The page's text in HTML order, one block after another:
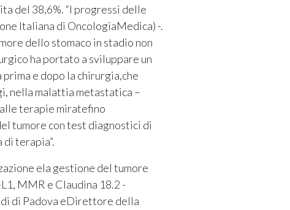
del 38,6%. “I progressi delle
Italiana di OncologiaMedica) -.
dello stomaco in stadio non
ha portato a sviluppare un
e dopo la chirurgia,che
nella malattia metastatica –
terapie miratefino
tumore con test diagnostici di
terapia”.
ela gestione del tumore
MMR e Claudina 18.2 -
di Padova eDirettore della